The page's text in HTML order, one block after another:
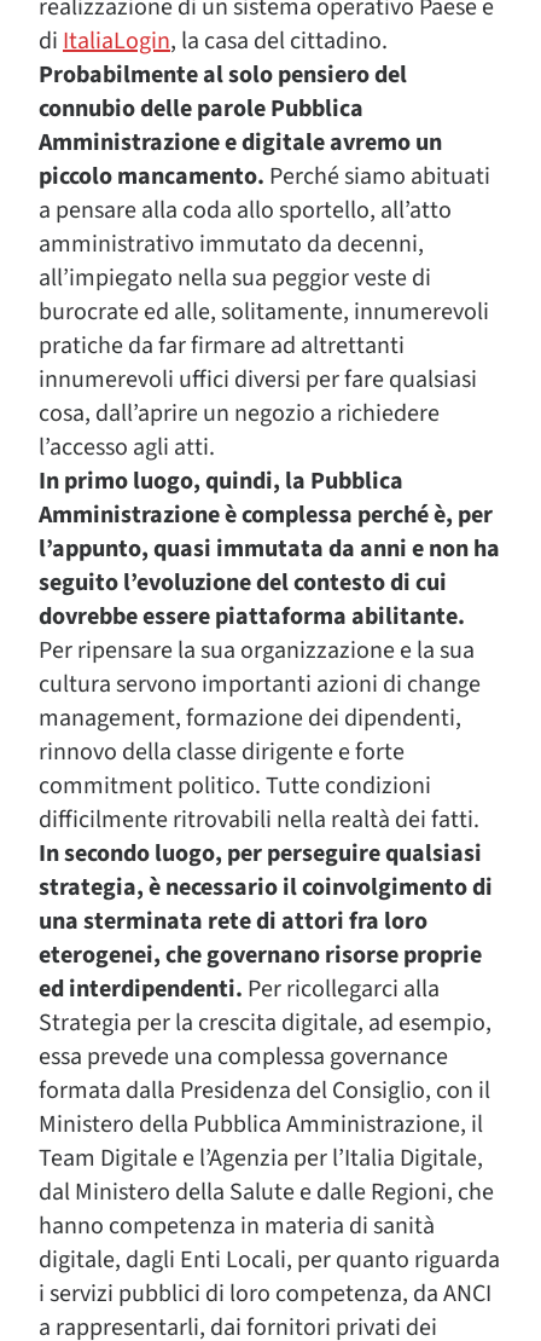
realizzazione di un sistema operativo Paese e
diItaliaLogin, la casa del cittadino.
Probabilmente al solo pensiero del
connubio delle parole Pubblica
Amministrazione e digitale avremo un
piccolo mancamento. Perché siamo abituati
a pensare alla coda allo sportello, all’atto
amministrativo immutato da decenni,
all’impiegato nella sua peggior veste di
burocrate ed alle, solitamente, innumerevoli
pratiche da far firmare ad altrettanti
innumerevoli uffici diversi per fare qualsiasi
cosa, dall’aprire un negozio a richiedere
l’accesso agli atti.
In primo luogo, quindi, la Pubblica
Amministrazione è complessa perché è, per
l’appunto, quasi immutata da anni e non ha
seguito l’evoluzione del contesto di cui
dovrebbe essere piattaforma abilitante.
Per ripensare la sua organizzazione e la sua
cultura servono importanti azioni di change
management, formazione dei dipendenti,
rinnovo della classe dirigente e forte
commitment politico. Tutte condizioni
difficilmente ritrovabili nella realtà dei fatti.
In secondo luogo, per perseguire qualsiasi
strategia, è necessario il coinvolgimento di
una sterminata rete di attori fra loro
eterogenei, che governano risorse proprie
ed interdipendenti. Per ricollegarci alla
Strategia per la crescita digitale, ad esempio,
essa prevede una complessa governance
formata dalla Presidenza del Consiglio, con il
Ministero della Pubblica Amministrazione, il
Team Digitale e l’Agenzia per l’Italia Digitale,
dal Ministero della Salute e dalle Regioni, che
hanno competenza in materia di sanità
digitale, dagli Enti Locali, per quanto riguarda
i servizi pubblici di loro competenza, da ANCI
a rappresentarli, dai fornitori privati dei